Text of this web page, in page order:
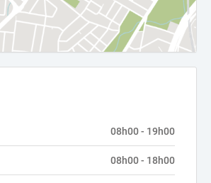
08h00 - 19h00
08h00 - 18h00